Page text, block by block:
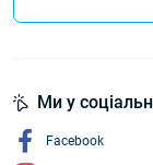
Ми у
Facebook